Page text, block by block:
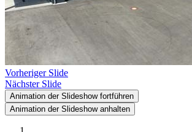
Vorheriger Slide
Nächster Slide
Animation der Slideshow fortführen
Animation der Slideshow anhalten